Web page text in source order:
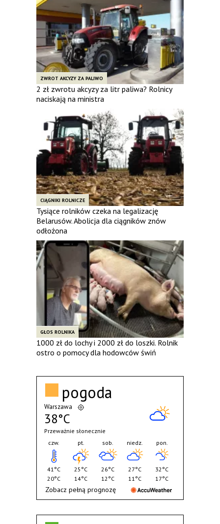
ZWROT AKCYZY ZA PALIWO
2 zł zwrotu akcyzy za litr paliwa? Rolnicy
naciskają na ministra
CIĄGNIKI ROLNICZE
Tysiące rolników czeka na legalizację
Belarusów. Abolicja dla ciągników znów
odłożona
GŁOS ROLNIKA
1000 zł do lochy i 2000 zł do loszki. Rolnik
ostro o pomocy dla hodowców świń
pogoda
Warszawa
38°C
Przeważnie słonecznie
czw.
41°C
20°C
pt.
25°C
14°C
sob.
26°C
12°C
niedz.
27°C
11°C
pon.
32°C
17°C
Zobacz pełną prognozę